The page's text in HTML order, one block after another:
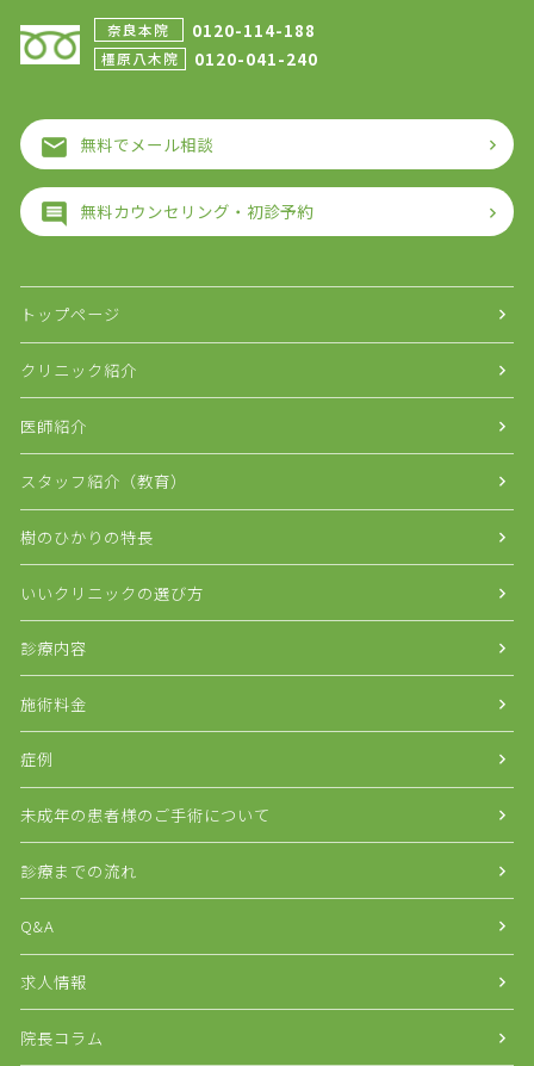
奈良本院 0120-114-188
橿原八木院 0120-041-240
無料でメール相談
無料カウンセリング・初診予約
トップページ
クリニック紹介
医師紹介
スタッフ紹介（教育）
樹のひかりの特長
いいクリニックの選び方
診療内容
施術料金
症例
未成年の患者様のご手術について
診療までの流れ
Q&A
求人情報
院長コラム